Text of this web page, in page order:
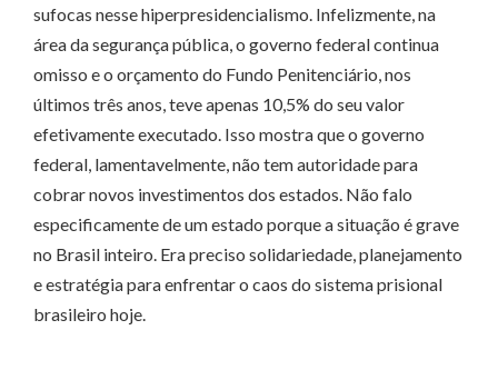
sufocas nesse hiperpresidencialismo. Infelizmente, na
área da segurança pública, o governo federal continua
omisso e o orçamento do Fundo Penitenciário, nos
últimos três anos, teve apenas 10,5% do seu valor
efetivamente executado. Isso mostra que o governo
federal, lamentavelmente, não tem autoridade para
cobrar novos investimentos dos estados. Não falo
especificamente de um estado porque a situação é grave
no Brasil inteiro. Era preciso solidariedade, planejamento
e estratégia para enfrentar o caos do sistema prisional
brasileiro hoje.